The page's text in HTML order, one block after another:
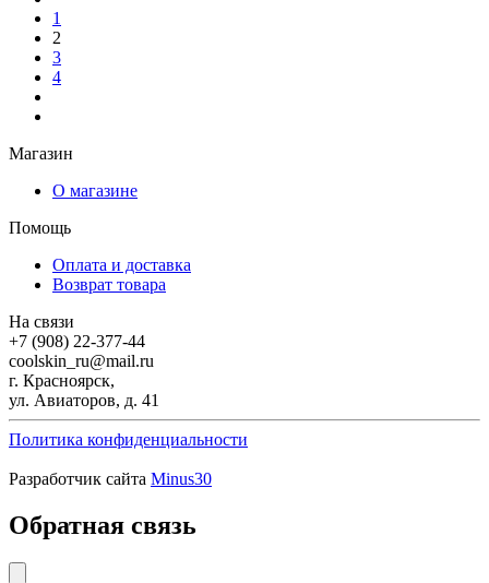
1
2
3
4
Магазин
О магазине
Помощь
Оплата и доставка
Возврат товара
На связи
+7 (908) 22-377-44
coolskin_ru@mail.ru
г. Красноярск,
ул. Авиаторов, д. 41
Политика конфиденциальности
Разработчик сайта Minus30
Обратная связь